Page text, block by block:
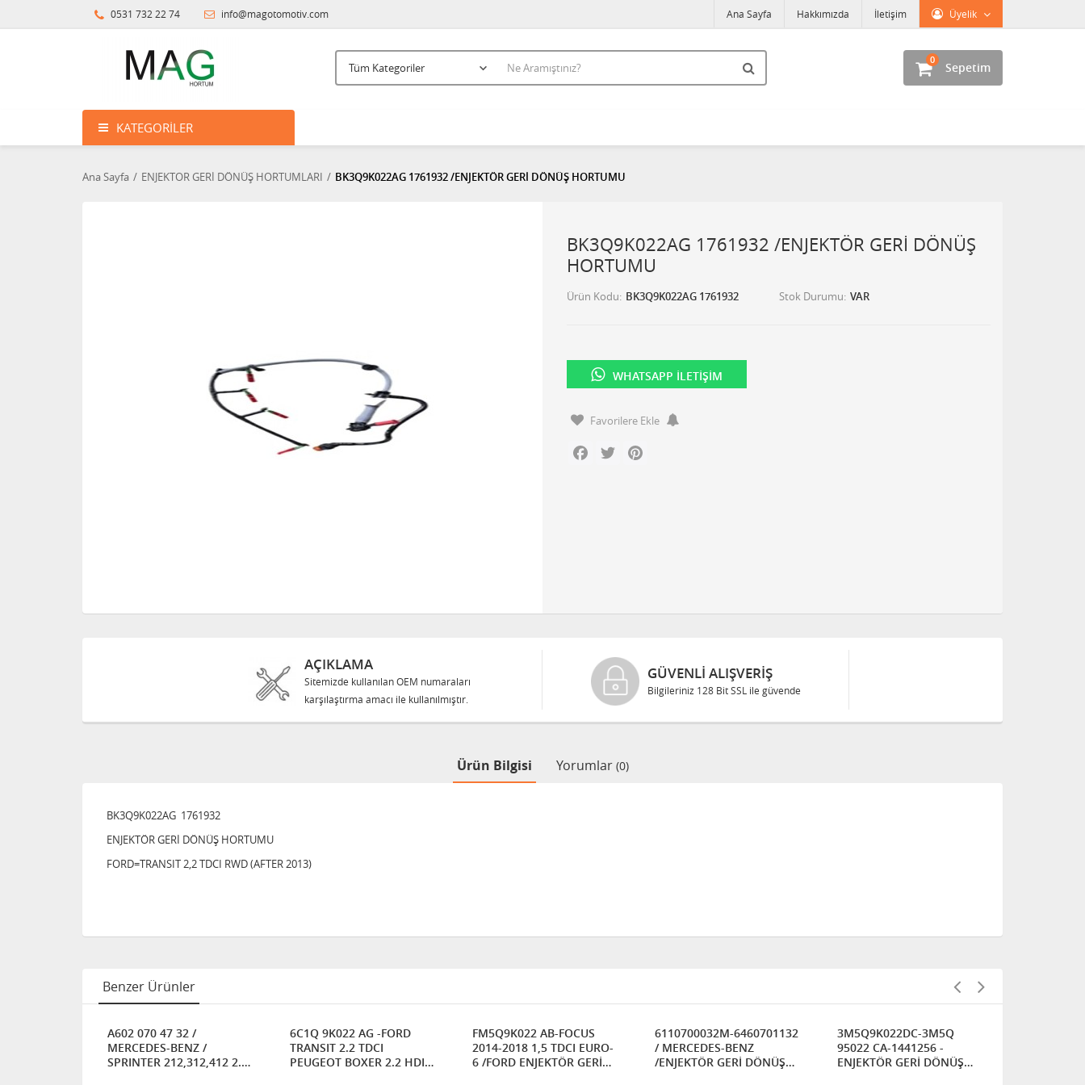
0531 732 22 74 info@magotomotiv.com Üyelik
Ana Sayfa Hakkımızda İletişim
Sepetim
0
KATEGORILER
Ana Sayfa ENJEKTOR GERİ DÖNÜŞ HORTUMLARI BK3Q9K022AG 1761932 /ENJEKTÖR GERİ DÖNÜŞ HORTUMU
BK3Q9K022AG 1761932 /ENJEKTÖR GERİ DÖNÜŞ
HORTUMU
Ürün Kodu BK3Q9K022AG 1761932 Stok Durumu VAR
WHATSAPP İLETIŞIM
Favorilere Ekle
Facebook
Twitter
AÇIKLAMA
Sitemizde kullanılan OEM numaraları
karşılaştırma amacı ile kullanılmıştır.
GÜVENLI ALIŞVERIŞ
Bilgileriniz 128 Bit SSL ile güvende
Ürün Bilgisi Yorumlar (0)
BK3Q9K022AG 1761932
ENJEKTÖR GERİ DÖNÜŞ HORTUMU
FORD=TRANSIT 2,2 TDCI RWD (AFTER 2013)
Benzer Ürünler
A602 070 47 32 /
MERCEDES-BENZ /
SPRINTER 212,312,412 2.9
6C1Q 9K022 AG -FORD
TRANSIT 2.2 TDCI
PEUGEOT BOXER 2.2 HDI
FM5Q9K022 AB-FOCUS
2014-2018 1,5 TDCI EURO-
6 /FORD ENJEKTÖR GERİ
6110700032M-6460701132
/ MERCEDES-BENZ
/ENJEKTÖR GERİ DÖNÜŞ
3M5Q9K022DC-3M5Q
95022 CA-1441256 -
ENJEKTÖR GERİ DÖNÜŞ